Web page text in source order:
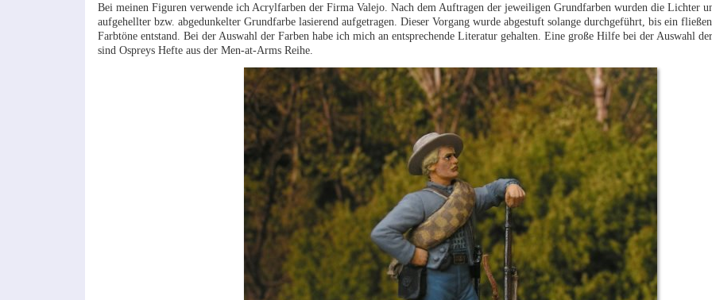
Bei meinen Figuren verwende ich Acrylfarben der Firma Valejo. Nach dem Auftragen der jeweiligen Grundfarben wurden die Lichter
aufgehellter bzw. abgedunkelter Grundfarbe lasierend aufgetragen. Dieser Vorgang wurde abgestuft solange durchgeführt, bis ein
Farbtöne entstand. Bei der Auswahl der Farben habe ich mich an entsprechende Literatur gehalten. Eine große Hilfe bei der Auswahl
sind Ospreys Hefte aus der Men-at-Arms Reihe.